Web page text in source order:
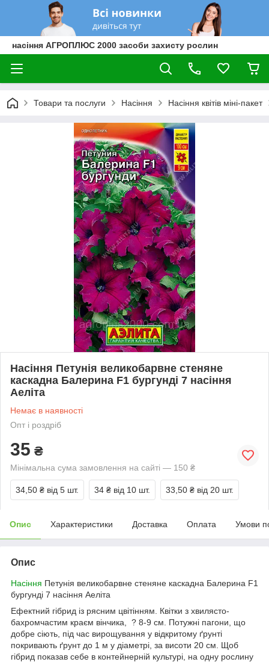
насіння АГРОПЛЮС 2000 засоби захисту рослин
Товари та послуги Насіння Насіння квітів міні-пакет
Насіння Петунія великобарвне стеняне
каскадна Балерина F1 бургунді 7 насіння
Аеліта
Немає в наявності
Опт і роздріб
35 ₴
Мінімальна сума замовлення на сайті — 150 ₴
34,50 ₴ від 5 шт. 34 ₴ від 10 шт. 33,50 ₴ від 20 шт.
Опис Характеристики Доставка Оплата Умови
Опис
Насіння Петунія великобарвне стеняне каскадна Балерина F1
бургунді 7 насіння Аеліта
Ефектний гібрид із рясним цвітінням. Квітки з хвилясто-
бахромчастим краєм вінчика, ? 8-9 см. Потужні пагони, що
добре сіють, під час вирощування у відкритому ґрунті
покривають ґрунт до 1 м у діаметрі, за висоти 20 см. Щоб
гібрид показав себе в контейнерній культурі, на одну рослину